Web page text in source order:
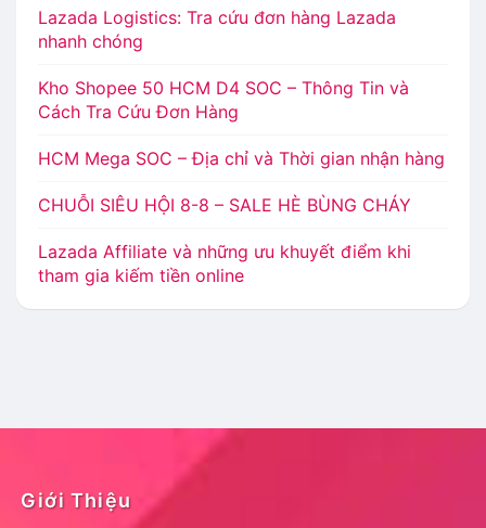
Lazada Logistics: Tra cứu đơn hàng Lazada
nhanh chóng
Kho Shopee 50 HCM D4 SOC – Thông Tin và
Cách Tra Cứu Đơn Hàng
HCM Mega SOC – Địa chỉ và Thời gian nhận hàng
CHUỖI SIÊU HỘI 8-8 – SALE HÈ BÙNG CHÁY
Lazada Affiliate và những ưu khuyết điểm khi
tham gia kiếm tiền online
Giới Thiệu